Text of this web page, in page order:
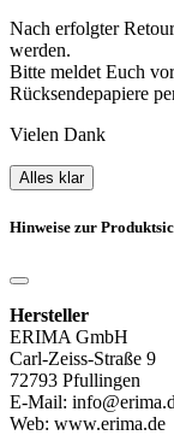
Nach erfolgter
werden.
Bitte meldet Euch
Rücksendepapiere
Vielen Dank
Alles klar
Hinweise zur
Hersteller
ERIMA GmbH
Carl-Zeiss-Straße 9
72793 Pfullingen
E-Mail:
Web: www.erima.de